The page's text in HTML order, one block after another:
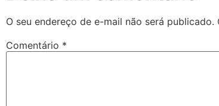
O seu endereço de e-mail não será publicado.
Comentário *